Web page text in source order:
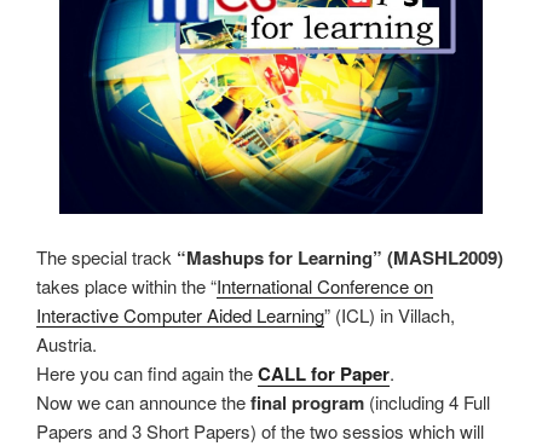
The special track “Mashups for Learning” (MASHL2009)
takes place within the “International Conference on
Interactive Computer Aided Learning” (ICL) in Villach,
Austria.
Here you can find again theCALL for Paper.
Now we can announce thefinal program (including 4 Full
Papers and 3 Short Papers) of the two sessios which will